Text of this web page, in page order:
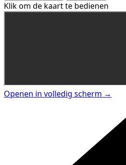
Klik om de kaart te bedienen
Openen in volledig scherm →